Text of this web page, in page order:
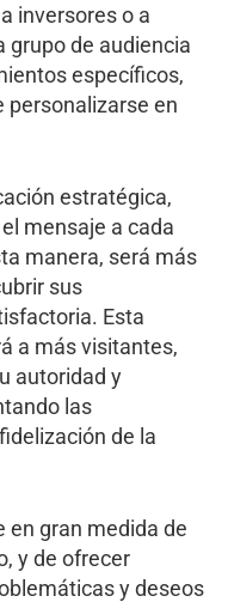
inversores o a
grupo de audiencia
específicos,
personalizarse en
estratégica,
mensaje a cada
manera, será más
sus
Esta
a más visitantes,
autoridad y
las
de la
en gran medida de
y de ofrecer
y deseos